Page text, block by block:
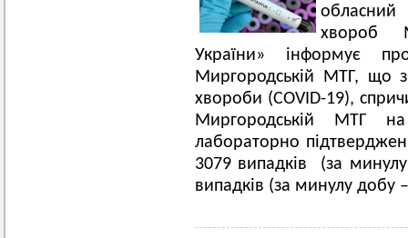
обласний
хвороб
України» інформує
Миргородській МТГ, що з
хвороби (COVID-19),
Миргородській МТГ
лабораторно
3079 випадків (за
випадків (за минулу добу